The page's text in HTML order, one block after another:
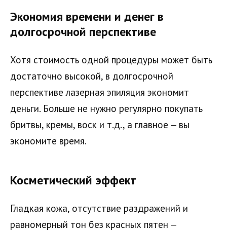
Экономия времени и денег в
долгосрочной перспективе
Хотя стоимость одной процедуры может быть
достаточно высокой, в долгосрочной
перспективе лазерная эпиляция экономит
деньги. Больше не нужно регулярно покупать
бритвы, кремы, воск и т.д., а главное — вы
экономите время.
Косметический эффект
Гладкая кожа, отсутствие раздражений и
равномерный тон без красных пятен —